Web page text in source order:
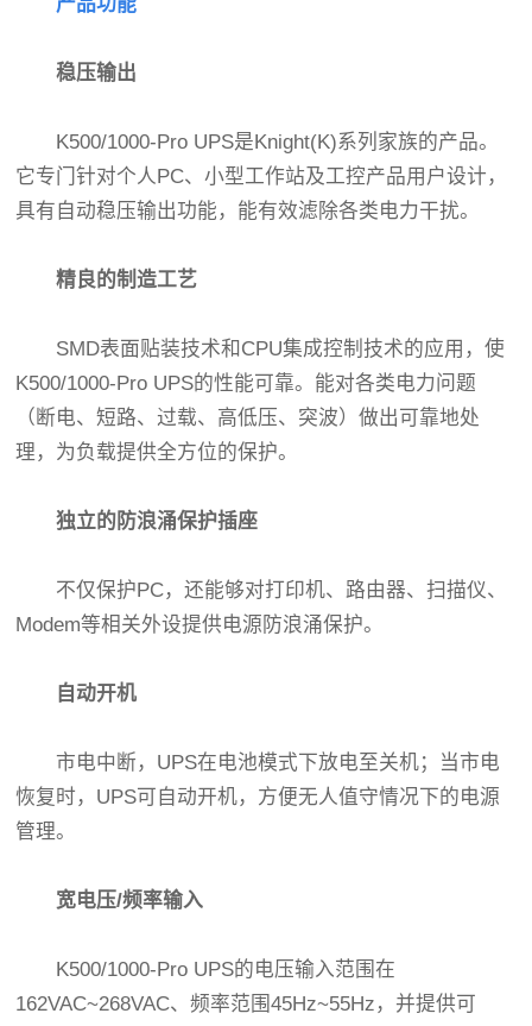
稳压输出
K500/1000-Pro UPS是Knight(K)系列家族的产品。
它专门针对个人PC、小型工作站及工控产品用户设计，
具有自动稳压输出功能，能有效滤除各类电力干扰。
精良的制造工艺
SMD表面贴装技术和CPU集成控制技术的应用，使
K500/1000-Pro UPS的性能可靠。能对各类电力问题
（断电、短路、过载、高低压、突波）做出可靠地处
理，为负载提供全方位的保护。
独立的防浪涌保护插座
不仅保护PC，还能够对打印机、路由器、扫描仪、
Modem等相关外设提供电源防浪涌保护。
自动开机
市电中断，UPS在电池模式下放电至关机；当市电
恢复时，UPS可自动开机，方便无人值守情况下的电源
管理。
宽电压/频率输入
K500/1000-Pro UPS的电压输入范围在
162VAC~268VAC、频率范围45Hz~55Hz，并提供可